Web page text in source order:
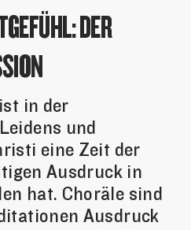
DER
in der
und
eine Zeit der
Ausdruck in
hat. Choräle sind
Ausdruck